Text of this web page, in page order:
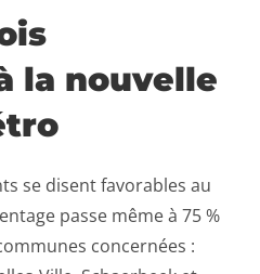
la nouvelle
se disent favorables au
passe même à 75 %
concernées :